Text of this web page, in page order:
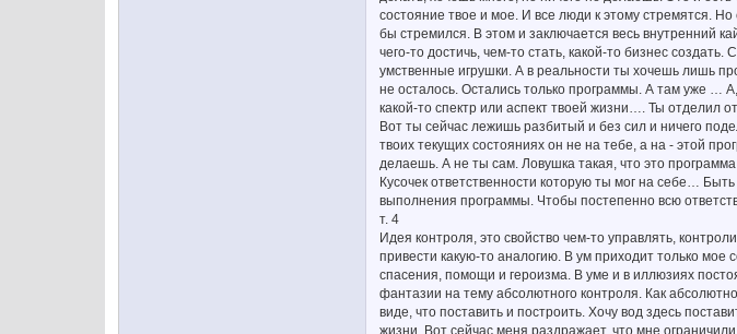
состояние твое и мое. И все люди к этому стремятся.
бы стремился. В этом и заключается весь внутренний
чего-то достичь, чем-то стать, какой-то бизнес
умственные игрушки. А в реальности ты хочешь лишь
не осталось. Остались только программы. А там уже …
какой-то спектр или аспект твоей жизни…. Ты отделил
Вот ты сейчас лежишь разбитый и без сил и ничего
твоих текущих состояниях он не на тебе, а на - этой
делаешь. А не ты сам. Ловушка такая, что это
Кусочек ответственности которую ты мог на себе…
выполнения программы. Чтобы постепенно всю
т. 4
Идея контроля, это свойство чем-то управлять,
привести какую-то аналогию. В ум приходит только
спасения, помощи и героизма. В уме и в иллюзиях
фантазии на тему абсолютного контроля. Как
виде, что поставить и построить. Хочу вод здесь
жизни. Вот сейчас меня раздражает, что мне